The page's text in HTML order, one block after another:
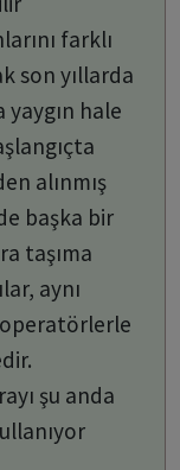
farklı
son yıllarda
hale
alınmış
başka bir
taşıma
aynı
şu anda